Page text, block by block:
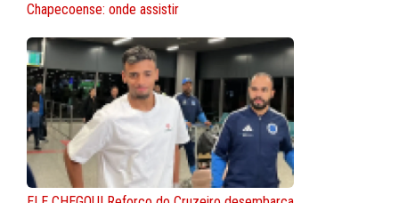
Chapecoense: onde assistir